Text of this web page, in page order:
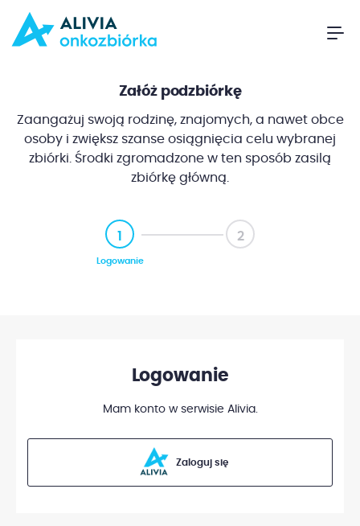
Załóż podzbiórkę
Zaangażuj swoją rodzinę, znajomych, a nawet obce
osoby i zwiększ szanse osiągnięcia celu wybranej
zbiórki. Środki zgromadzone w ten sposób zasilą
zbiórkę główną.
1
Logowanie
2
Logowanie
Mam konto w serwisie Alivia.
Zaloguj się